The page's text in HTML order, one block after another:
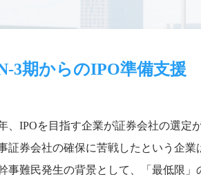
3期からのIPO準備支援
、IPOを目指す企業が証券会社の選定
証券会社の確保に苦戦したという企業
事難民発生の背景として、「最低限